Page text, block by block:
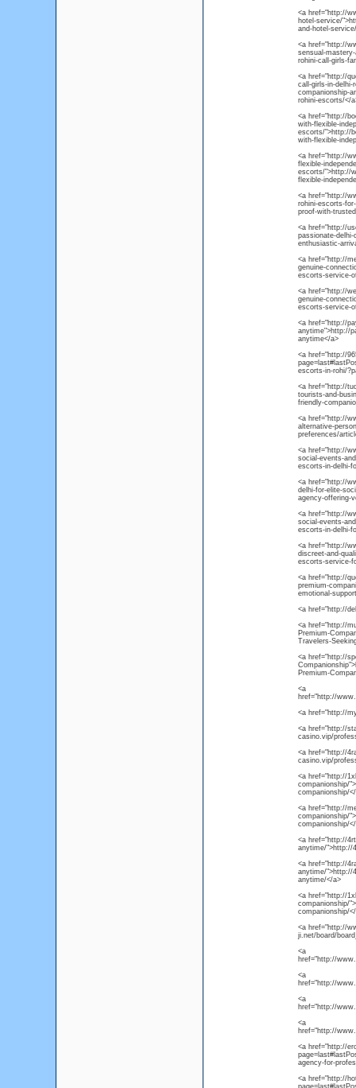
<a href="http://
hotel-service/
and-hotel-
<a href="http://
sensual-
rohini-call-girls-
<a href="http://
call-girls-in-delhi-
companionship-
rohini-escorts/</
<a href="http://
with-flexible-
escorts/">http://
with-flexible-
<a href="http://
flexible-
escorts/">http://
flexible-
<a href="http://
rohini-escorts-
proof-with-
<a href="http://
passionate-
enthusiastic-
<a href="http://
genuine-
escorts-service-
<a href="http://
genuine-
escorts-service-
<a href="http://
anytime">http://
anytime</a>
<a href="http://
escorts-in-rohi/
<a href="http://
tourists-and-
friendly-
<a href="http://
alternative-
preferences/
<a href="http://
social-events-
escorts-in-delhi-
<a href="http://
delhi-for-elite-
agency-offering-
<a href="http://
social-events-
escorts-in-delhi-
<a href="http://
discreet-and-
escorts-service-
<a href="http://
premium-
emotional-
<a href="http://
<a href="http://
Premium-
Travelers-
<a href="http://
Premium-
<a
href="http://
<a href="http://
<a href="http://
casino.vip/
<a href="http://
casino.vip/
<a href="http://
companionship/
companionship/
<a href="http://
companionship/
companionship/
<a href="http://
anytime/">http://
<a href="http://
anytime/">http://
anytime/</a>
<a href="http://
companionship/
companionship/
<a href="http://
ji.net/board/
<a
href="http://
<a
href="http://
<a
href="http://
<a
href="http://
<a href="http://
agency-for-
<a href="http://